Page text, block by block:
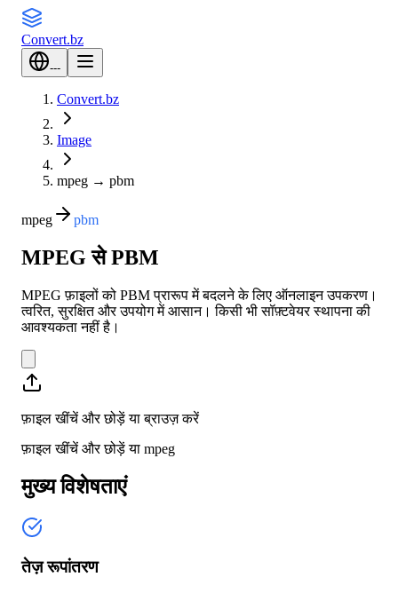
Convert.bz
---
Convert.bz
Image
mpeg → pbm
mpeg pbm
MPEG से PBM
MPEG फ़ाइलों को PBM प्रारूप में बदलने के लिए ऑनलाइन उपकरण।
त्वरित, सुरक्षित और उपयोग में आसान। किसी भी सॉफ़्टवेयर स्थापना की
आवश्यकता नहीं है।
फ़ाइल खींचें और छोड़ें या ब्राउज़ करें
फ़ाइल खींचें और छोड़ें या mpeg
मुख्य विशेषताएं
तेज़ रूपांतरण